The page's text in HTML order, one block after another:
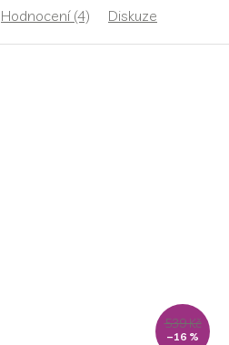
Hodnocení (4) Diskuze
539 Kč
–16 %